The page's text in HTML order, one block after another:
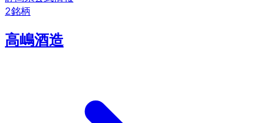
2銘柄
高嶋酒造